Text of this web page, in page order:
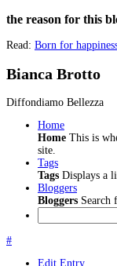
the reason for this
Read: Born for
Bianca Brotto
Diffondiamo Bellezza
Home
Home This is
site.
Tags
Tags Displays a
Bloggers
Bloggers Search
#
Edit Entry